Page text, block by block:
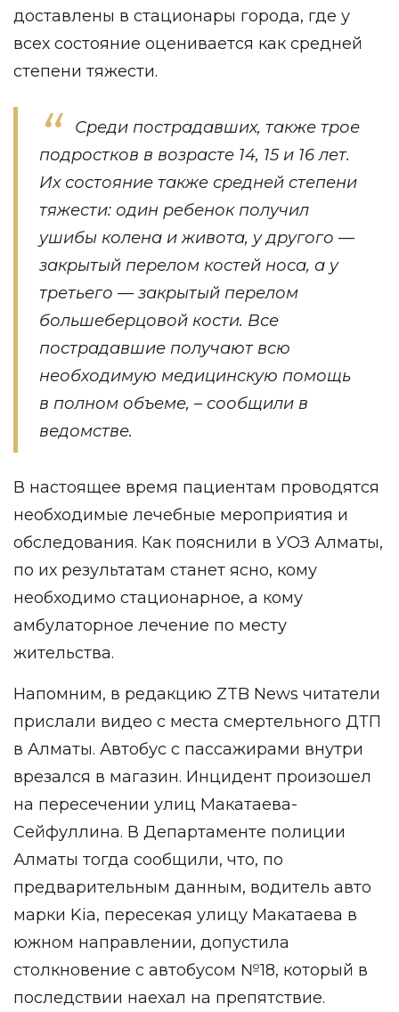
доставлены в стационары города, где у
всех состояние оценивается как средней
степени тяжести.
Среди пострадавших, также трое
подростков в возрасте 14, 15 и 16 лет.
Их состояние также средней степени
тяжести: один ребенок получил
ушибы колена и живота, у другого —
закрытый перелом костей носа, а у
третьего — закрытый перелом
большеберцовой кости. Все
пострадавшие получают всю
необходимую медицинскую помощь
в полном объеме, – сообщили в
ведомстве.
В настоящее время пациентам проводятся
необходимые лечебные мероприятия и
обследования. Как пояснили в УОЗ Алматы,
по их результатам станет ясно, кому
необходимо стационарное, а кому
амбулаторное лечение по месту
жительства.
Напомним, в редакцию ZTB News читатели
прислали видео с места смертельного ДТП
в Алматы. Автобус с пассажирами внутри
врезался в магазин. Инцидент произошел
на пересечении улиц Макатаева-
Сейфуллина. В Департаменте полиции
Алматы тогда сообщили, что, по
предварительным данным, водитель авто
марки Kia, пересекая улицу Макатаева в
южном направлении, допустила
столкновение с автобусом №18, который в
последствии наехал на препятствие.